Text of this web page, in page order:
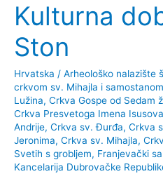
Kulturna
Ston
Hrvatska / Arheološko nalazište
crkvom sv. Mihajla i
Lužina, Crkva Gospe od Sedam
Crkva Presvetoga Imena
Andrije, Crkva sv. Đurđa, Crkva
Jeronima, Crkva sv. Mihajla,
Svetih s grobljem, Franjevački
Kancelarija Dubrovačke